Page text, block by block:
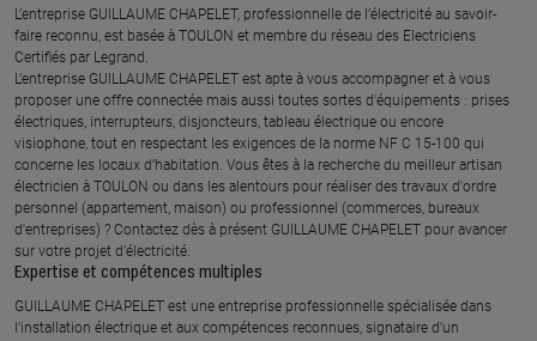
L’entreprise GUILLAUME CHAPELET, professionnelle de l’électricité au savoir-
faire reconnu, est basée à TOULON et membre du réseau des Electriciens
Certifiés par Legrand.​
L’entreprise GUILLAUME CHAPELET est apte à vous accompagner et à vous
proposer une offre connectée mais aussi toutes sortes d'équipements : prises
électriques, interrupteurs, disjoncteurs, tableau électrique ou encore
visiophone, tout en respectant les exigences de la norme NF C 15-100 qui
concerne les locaux d’habitation. Vous êtes à la recherche du meilleur artisan
électricien à TOULON ou dans les alentours pour réaliser des travaux d'ordre
personnel (appartement, maison) ou professionnel (commerces, bureaux
d'entreprises) ? Contactez dès à présent GUILLAUME CHAPELET pour avancer
sur votre projet d’électricité.
Expertise et compétences multiples​
​GUILLAUME CHAPELET est une entreprise professionnelle spécialisée dans
l’installation électrique et aux compétences reconnues, ​signataire d'un